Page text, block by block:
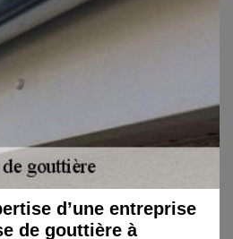
d’une entreprise
de gouttière à